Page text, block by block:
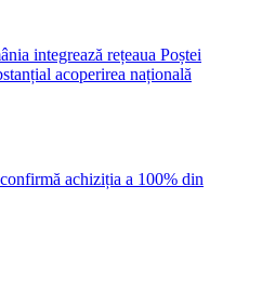
integrează rețeaua Poștei
acoperirea națională
achiziția a 100% din